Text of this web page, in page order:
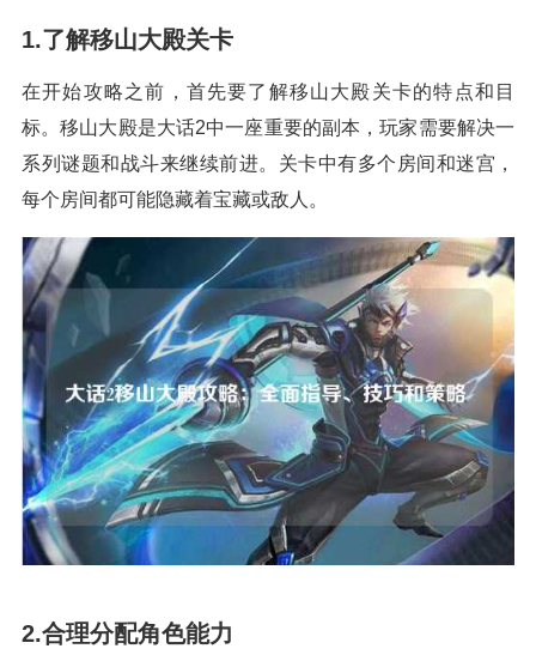
1.了解移山大殿关卡
在开始攻略之前，首先要了解移山大殿关卡的特点和目
标。移山大殿是大话2中一座重要的副本，玩家需要解决一
系列谜题和战斗来继续前进。关卡中有多个房间和迷宫，
每个房间都可能隐藏着宝藏或敌人。
2.合理分配角色能力